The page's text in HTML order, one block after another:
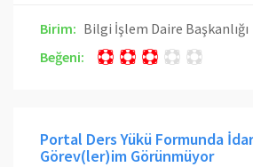
Birim: Bilgi İşlem Daire Başkanlığı
Beğeni:
Portal Ders Yükü Formunda
Görev(ler)im Görünmüyor